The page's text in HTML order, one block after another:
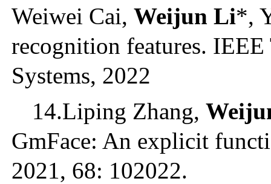
Weiwei Cai, Weijun Li*,
recognition features.
Systems, 2022
14.Liping Zhang,
GmFace: An explicit
2021, 68: 102022.